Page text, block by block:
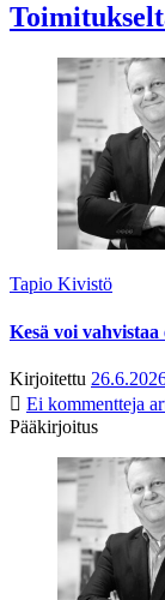
Tapio Kivistö
Kesä voi
Kirjoitettu
Ei kommentteja
Pääkirjoitus